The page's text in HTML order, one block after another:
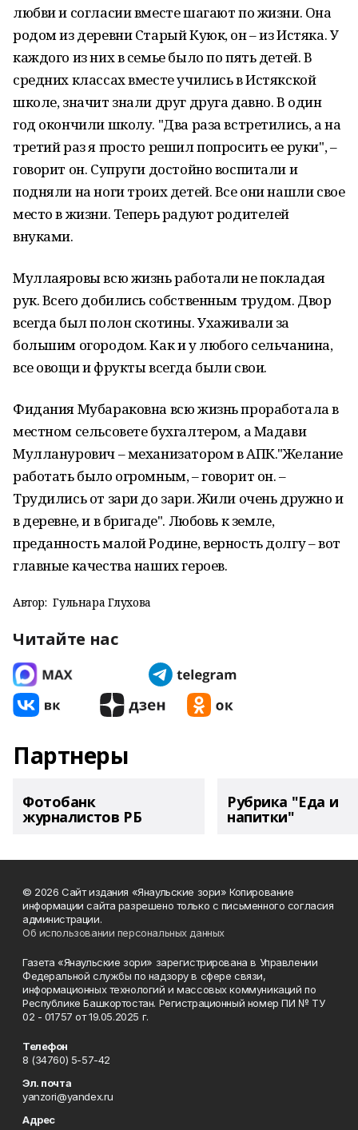
любви и согласии вместе шагают по жизни. Она
родом из деревни Старый Куюк, он – из Истяка. У
каждого из них в семье было по пять детей. В
средних классах вместе учились в Истякской
школе, значит знали друг друга давно. В один
год окончили школу. "Два раза встретились, а на
третий раз я просто решил попросить ее руки", –
говорит он. Супруги достойно воспитали и
подняли на ноги троих детей. Все они нашли свое
место в жизни. Теперь радуют родителей
внуками.
Муллаяровы всю жизнь работали не покладая
рук. Всего добились собственным трудом. Двор
всегда был полон скотины. Ухаживали за
большим огородом. Как и у любого сельчанина,
все овощи и фрукты всегда были свои.
Фидания Мубараковна всю жизнь проработала в
местном сельсовете бухгалтером, а Мадави
Мулланурович – механизатором в АПК."Желание
работать было огромным, – говорит он. –
Трудились от зари до зари. Жили очень дружно и
в деревне, и в бригаде". Любовь к земле,
преданность малой Родине, верность долгу – вот
главные качества наших героев.
Автор: Гульнара Глухова
Читайте нас
Партнеры
Фотобанк
журналистов РБ
Рубрика "Еда и
напитки"
© 2026 Сайт издания «Янаульские зори» Копирование
информации сайта разрешено только с письменного согласия
администрации.
Об использовании персональных данных
Газета «Янаульские зори» зарегистрирована в Управлении
Федеральной службы по надзору в сфере связи,
информационных технологий и массовых коммуникаций по
Республике Башкортостан. Регистрационный номер ПИ № ТУ
02 - 01757 от 19.05.2025 г.
Телефон
8 (34760) 5-57-42
Эл. почта
yanzori@yandex.ru
Адрес